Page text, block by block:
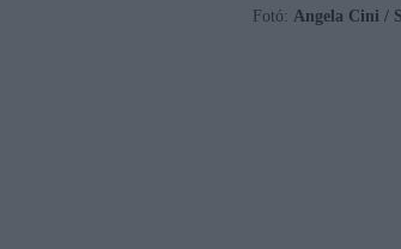
Fotó: Angela Cini /